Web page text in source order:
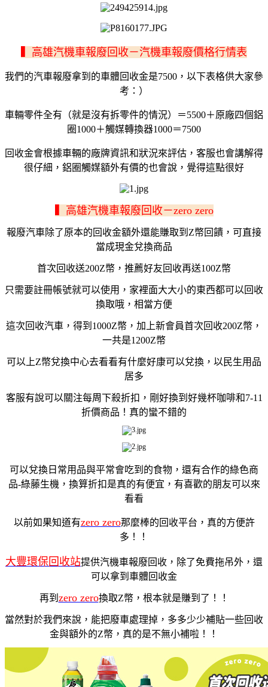
▍高雄汽機車報廢回收－汽機車報廢價格行情表
我們的汽車報廢拿到的車體回收金是7500，以下表格供大家參
考：）
車輛零件全有（就是沒有拆零件的情況）＝5500＋原廠四個鋁
圈1000＋觸媒轉換器1000＝7500
回收金會根據車輛的廠牌資訊和狀況來評估，客服也會講解得
很仔細，鋁圈觸媒額外有價的也會說，覺得這點很好
▍高雄汽機車報廢回收－zero zero
報廢汽車除了原本的回收金額外還能賺取到Z幣回饋，可直接
當成現金兌換商品
首次回收送200Z幣，推薦好友回收再送100Z幣
只需要註冊帳號就可以使用，家裡面大大小的東西都可以回收
換取哦，相當方便
這次回收汽車，得到1000Z幣，加上新會員首次回收200Z幣，
一共是1200Z幣
可以上Z幣兌換中心去看看有什麼好康可以兌換，以民生用品
居多
客服有說可以關注每周下殺折扣，剛好換到好幾杯咖啡和7-11
折價商品！真的蠻不錯的
可以兌換日常用品與平常會吃到的食物，還有合作的綠色商
品-綠藤生機，換算折扣是真的有便宜，有喜歡的朋友可以來
看看
以前如果知道有zero zero那麼棒的回收平台，真的方便許
多！！
大豐環保回收站提供汽機車報廢回收 ，除了免費拖吊外，還
可以拿到車體回收金
再到 zero zero換取Z幣，根本就是賺到了！！
當然對於我們來說，能把廢車處理掉，多多少少補貼一些回收
金與額外的Z幣，真的是不無小補啦！！